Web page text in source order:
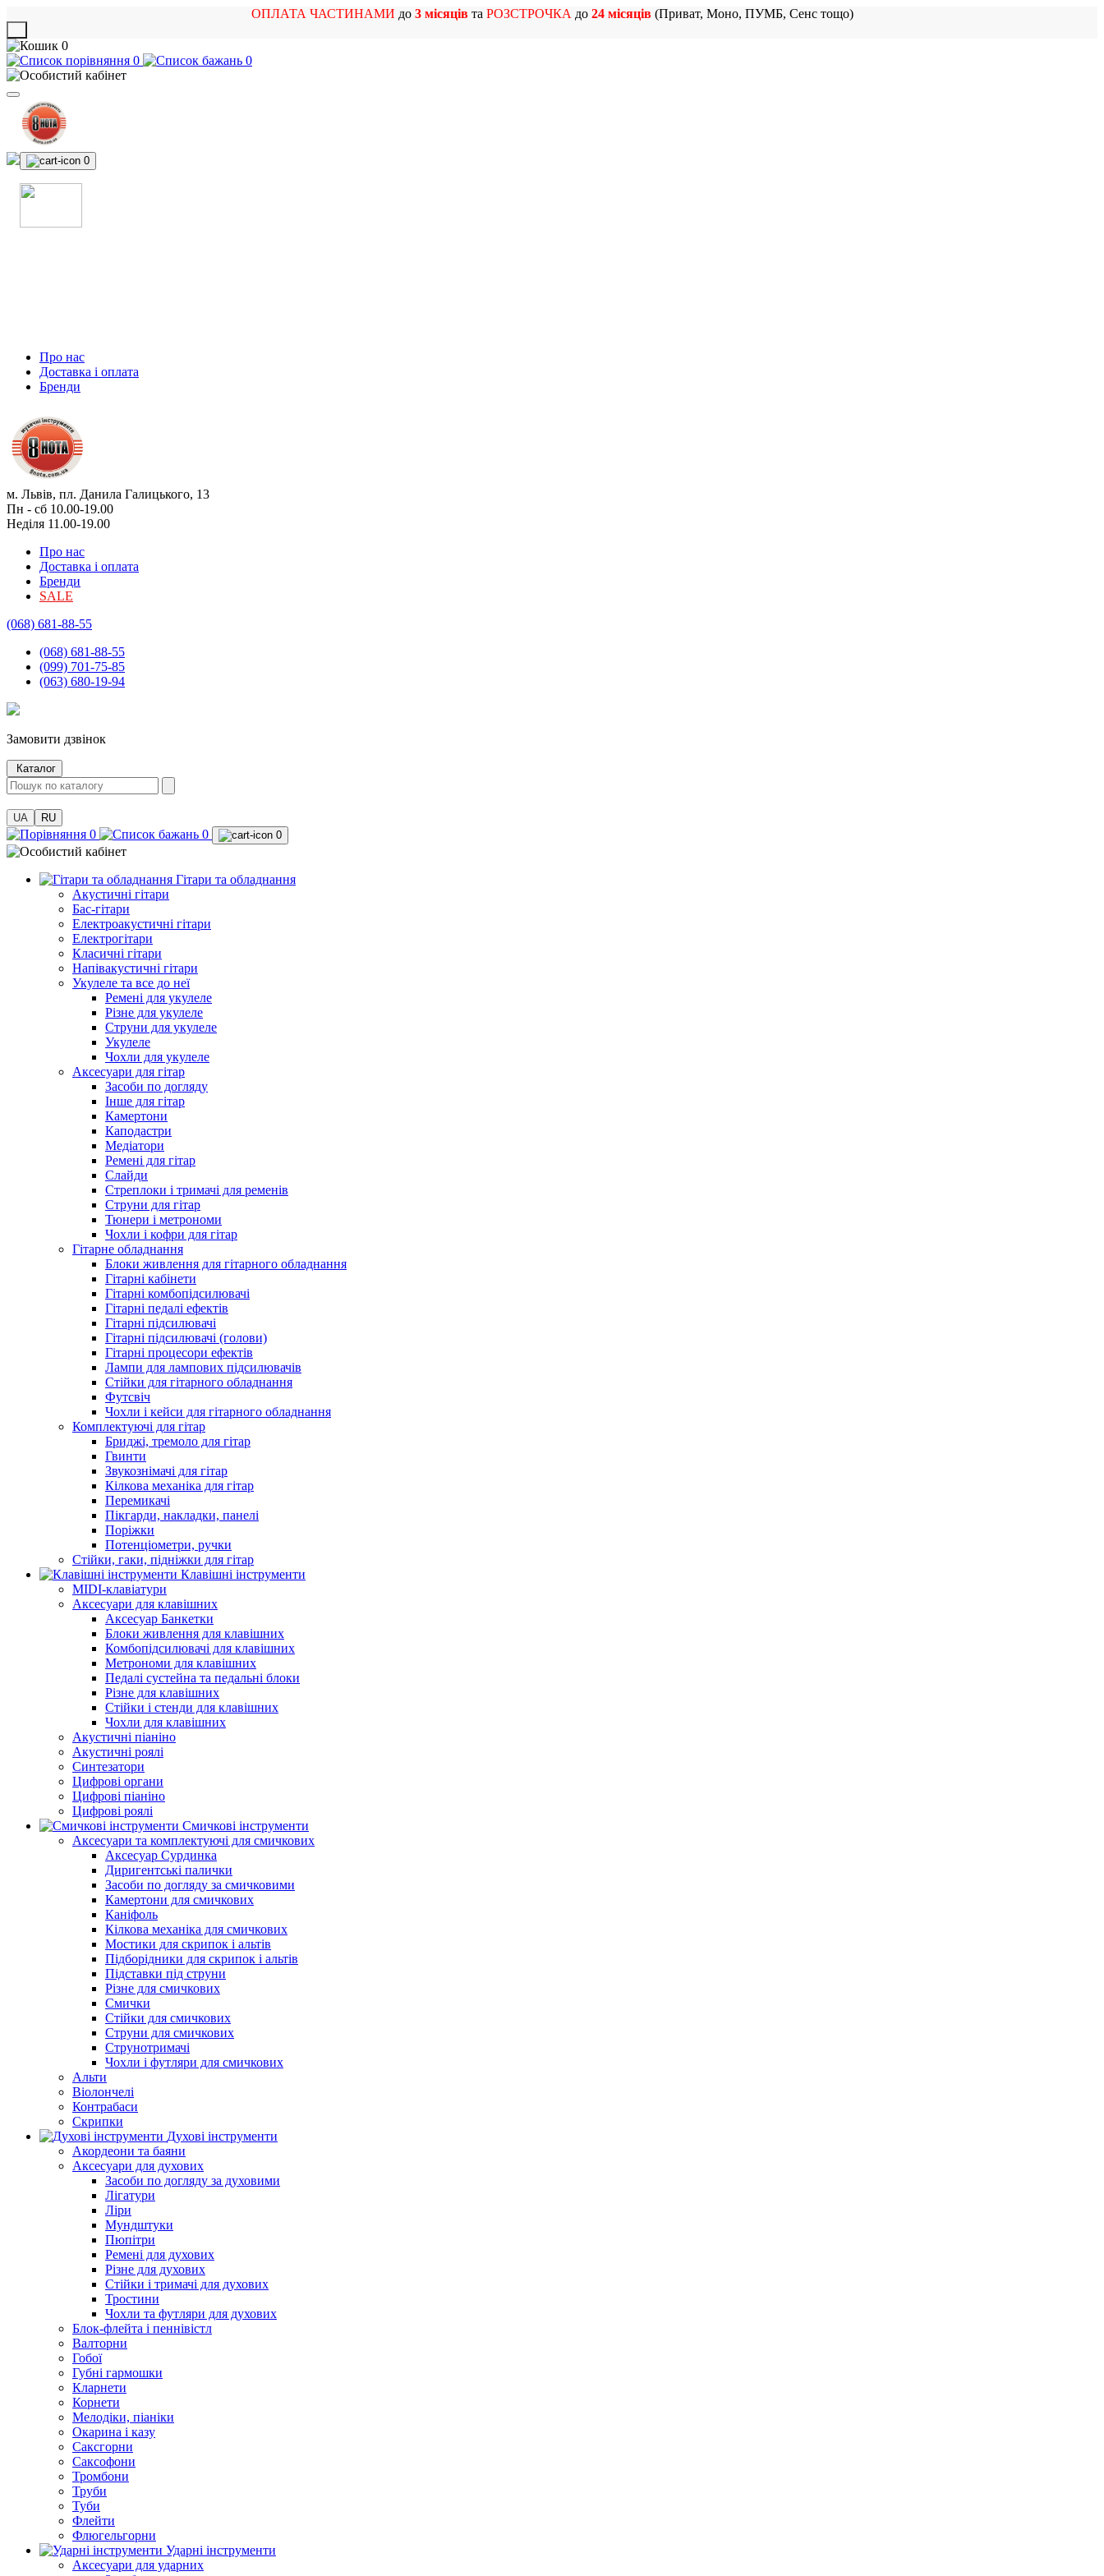
ОПЛАТА ЧАСТИНАМИ до 3 місяцівта РОЗСТРОЧКА до 24 місяців(Приват, Моно, ПУМБ, Сенс тощо)
0
0
0
0
Про нас
Доставка і оплата
Бренди
м. Львів, пл. Данила Галицького, 13
Пн - сб 10.00-19.00
Неділя 11.00-19.00
Про нас
Доставка і оплата
Бренди
SALE
(068) 681-88-55
(068) 681-88-55
(099) 701-75-85
(063) 680-19-94
Замовити дзвінок
Каталог
UA RU
0 0 0
Гітари та обладнання
Акустичні гітари
Бас-гітари
Електроакустичні гітари
Електрогітари
Класичні гітари
Напівакустичні гітари
Укулеле та все до неї
Ремені для укулеле
Різне для укулеле
Струни для укулеле
Укулеле
Чохли для укулеле
Аксесуари для гітар
Засоби по догляду
Інше для гітар
Камертони
Каподастри
Медіатори
Ремені для гітар
Слайди
Стреплоки і тримачі для ременів
Струни для гітар
Тюнери і метрономи
Чохли і кофри для гітар
Гітарне обладнання
Блоки живлення для гітарного обладнання
Гітарні кабінети
Гітарні комбопідсилювачі
Гітарні педалі ефектів
Гітарні підсилювачі
Гітарні підсилювачі (голови)
Гітарні процесори ефектів
Лампи для лампових підсилювачів
Стійки для гітарного обладнання
Футсвіч
Чохли і кейси для гітарного обладнання
Комплектуючі для гітар
Бриджі, тремоло для гітар
Гвинти
Звукознімачі для гітар
Кілкова механіка для гітар
Перемикачі
Пікгарди, накладки, панелі
Поріжки
Потенціометри, ручки
Стійки, гаки, підніжки для гітар
Клавішні інструменти
MIDI-клавіатури
Аксесуари для клавішних
Аксесуар Банкетки
Блоки живлення для клавішних
Комбопідсилювачі для клавішних
Метрономи для клавішних
Педалі сустейна та педальні блоки
Різне для клавішних
Стійки і стенди для клавішних
Чохли для клавішних
Акустичні піаніно
Акустичні роялі
Синтезатори
Цифрові органи
Цифрові піаніно
Цифрові роялі
Смичкові інструменти
Аксесуари та комплектуючі для смичкових
Аксесуар Сурдинка
Диригентські палички
Засоби по догляду за смичковими
Камертони для смичкових
Каніфоль
Кілкова механіка для смичкових
Мостики для скрипок і альтів
Підборiдники для скрипок і альтів
Підставки під струни
Різне для смичкових
Смички
Стійки для смичкових
Струни для смичкових
Струнотримачі
Чохли і футляри для смичкових
Альти
Віолончелі
Контрабаси
Скрипки
Духові інструменти
Акордеони та баяни
Аксесуари для духових
Засоби по догляду за духовими
Лігатури
Ліри
Мундштуки
Пюпітри
Ремені для духових
Різне для духових
Стійки і тримачі для духових
Тростини
Чохли та футляри для духових
Блок-флейта і пеннівістл
Валторни
Гобої
Губні гармошки
Кларнети
Корнети
Мелодіки, піаніки
Окарина і казу
Саксгорни
Саксофони
Тромбони
Труби
Туби
Флейти
Флюгельгорни
Ударні інструменти
Аксесуари для ударних